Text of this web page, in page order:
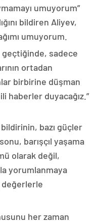
umuyorum”
bildiren Aliyev,
umuyorum.
geçtiğinde, sadece
ortadan
birbirine düşman
haberler duyacağız.”
bazı güçler
barışçıl yaşama
olarak değil,
yorumlanmaya
değerlerle
her zaman